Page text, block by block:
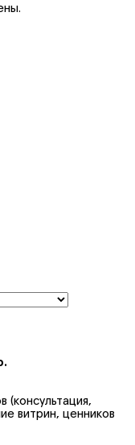
(консультация,
витрин, ценников